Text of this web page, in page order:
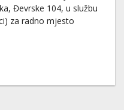
Đevrske 104, u službu
za radno mjesto